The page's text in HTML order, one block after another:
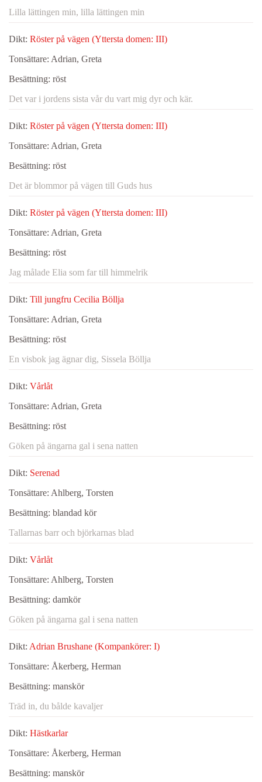
Lilla lättingen min, lilla lättingen min
Dikt: Röster på vägen (Yttersta domen: III)
Tonsättare: Adrian, Greta
Besättning: röst
Det var i jordens sista vår du vart mig dyr och kär.
Dikt: Röster på vägen (Yttersta domen: III)
Tonsättare: Adrian, Greta
Besättning: röst
Det är blommor på vägen till Guds hus
Dikt: Röster på vägen (Yttersta domen: III)
Tonsättare: Adrian, Greta
Besättning: röst
Jag målade Elia som far till himmelrik
Dikt: Till jungfru Cecilia Böllja
Tonsättare: Adrian, Greta
Besättning: röst
En visbok jag ägnar dig, Sissela Böllja
Dikt: Vårlåt
Tonsättare: Adrian, Greta
Besättning: röst
Göken på ängarna gal i sena natten
Dikt: Serenad
Tonsättare: Ahlberg, Torsten
Besättning: blandad kör
Tallarnas barr och björkarnas blad
Dikt: Vårlåt
Tonsättare: Ahlberg, Torsten
Besättning: damkör
Göken på ängarna gal i sena natten
Dikt: Adrian Brushane (Kompankörer: I)
Tonsättare: Åkerberg, Herman
Besättning: manskör
Träd in, du bålde kavaljer
Dikt: Hästkarlar
Tonsättare: Åkerberg, Herman
Besättning: manskör